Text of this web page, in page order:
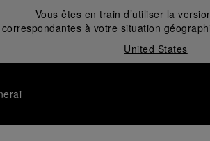
Vous êtes en train d’utiliser la
à votre situation
United States